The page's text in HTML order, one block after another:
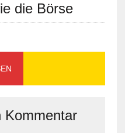
die Börse
Kommentar